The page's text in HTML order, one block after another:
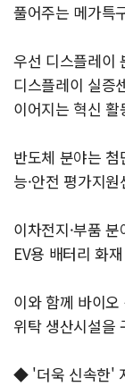
풀어주는 메가특
우선 디스플레이
디스플레이 실증
이어지는 혁신
반도체 분야는
능·안전 평가지
이차전지·부품
EV용 배터리 화
이와 함께 바이
위탁 생산시설을
◆ '더욱 신속한'